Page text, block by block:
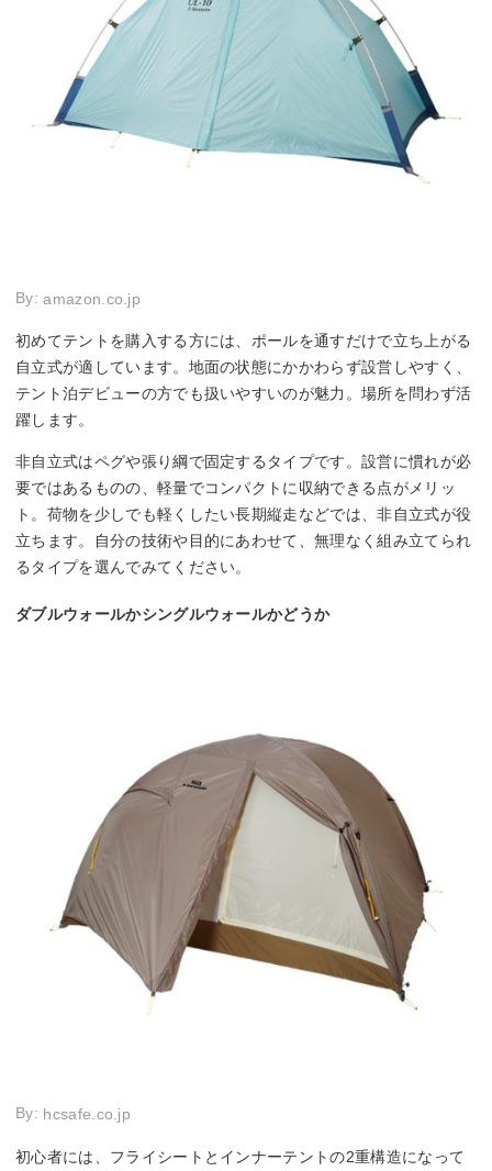
By:amazon.co.jp
初めてテントを購入する方には、ポールを通すだけで立ち上がる
自立式が適しています。地面の状態にかかわらず設営しやすく、
テント泊デビューの方でも扱いやすいのが魅力。場所を問わず活
躍します。
非自立式はペグや張り綱で固定するタイプです。設営に慣れが必
要ではあるものの、軽量でコンパクトに収納できる点がメリッ
ト。荷物を少しでも軽くしたい長期縦走などでは、非自立式が役
立ちます。自分の技術や目的にあわせて、無理なく組み立てられ
るタイプを選んでみてください。
ダブルウォールかシングルウォールかどうか
By: hcsafe.co.jp
初心者には、フライシートとインナーテントの2重構造になって